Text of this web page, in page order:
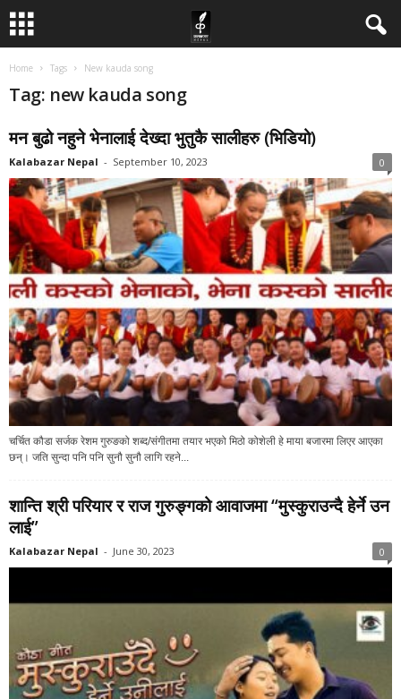
Home Tags New kauda song
Tag: new kauda song
मन बुढो नहुने भेनालाई देख्दा भुतुकै सालीहरु (भिडियो)
Kalabazar Nepal - September 10, 2023 0
चर्चित कौडा सर्जक रेशम गुरुङको शब्द/संगीतमा तयार भएको मिठो कोशेली हे माया बजारमा लिएर आएका
छन्। जति सुन्दा पनि पनि सुनौ सुनौ लागि रहने...
शान्ति श्री परियार र राज गुरुङ्गको आवाजमा “मुस्कुराउन्दै हेर्ने उन
लाई”
Kalabazar Nepal - June 30, 2023 0